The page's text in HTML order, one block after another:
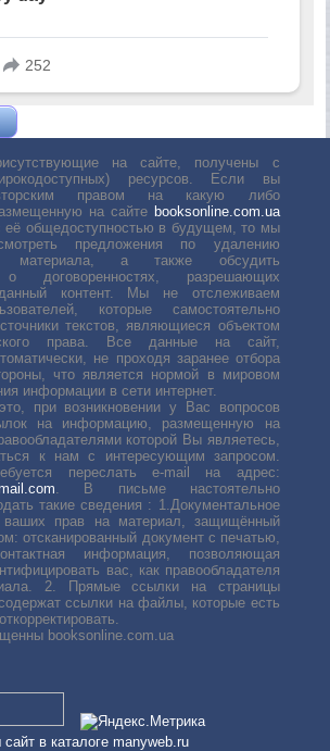
на сайте, получены с
ресурсов. Если вы
правом на какую либо
на сайте booksonline.com.ua
её общедоступностью в будущем, то мы
предложения по удалению
материала, а также обсудить
о договоренностях, разрешающих
данный контент. Мы не отслеживаем
которые самостоятельно
текстов, являющиеся объектом
права. Все данные на сайт,
не проходя заранее отбора
что является нормой в мировом
информации в сети интернет.
при возникновении у Вас вопросов
на информацию, размещенную на
которой Вы являетесь,
к нам с интересующим запросом.
переслать е-mail на адрес:
. В письме настоятельно
такие сведения : 1.Документальное
ваших прав на материал, защищённый
отсканированный документ с печатью,
информация, позволяющая
вас, как правообладателя
2. Прямые ссылки на страницы
ссылки на файлы, которые есть
booksonline.com.ua